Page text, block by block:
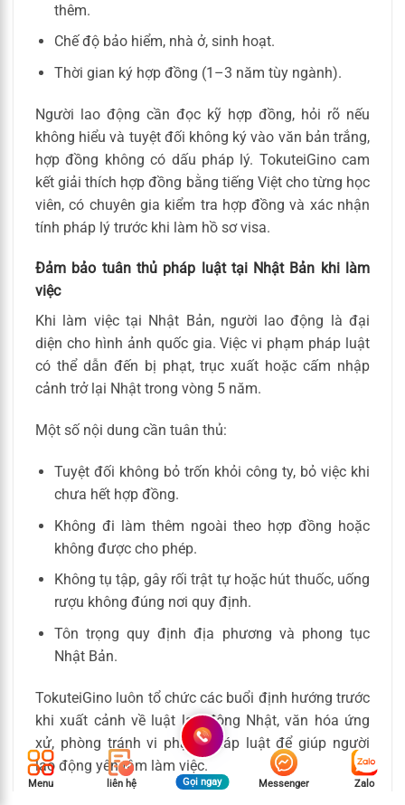
thêm.
Chế độ bảo hiểm, nhà ở, sinh hoạt.
Thời gian ký hợp đồng (1–3 năm tùy ngành).
Người lao động cần đọc kỹ hợp đồng, hỏi rõ nếu
không hiểu và tuyệt đối không ký vào văn bản trắng,
hợp đồng không có dấu pháp lý. TokuteiGino cam
kết giải thích hợp đồng bằng tiếng Việt cho từng học
viên, có chuyên gia kiểm tra hợp đồng và xác nhận
tính pháp lý trước khi làm hồ sơ visa.
Đảm bảo tuân thủ pháp luật tại Nhật Bản khi làm
việc
Khi làm việc tại Nhật Bản, người lao động là đại
diện cho hình ảnh quốc gia. Việc vi phạm pháp luật
có thể dẫn đến bị phạt, trục xuất hoặc cấm nhập
cảnh trở lại Nhật trong vòng 5 năm.
Một số nội dung cần tuân thủ:
Tuyệt đối không bỏ trốn khỏi công ty, bỏ việc khi
chưa hết hợp đồng.
Không đi làm thêm ngoài theo hợp đồng hoặc
không được cho phép.
Không tụ tập, gây rối trật tự hoặc hút thuốc, uống
rượu không đúng nơi quy định.
Tôn trọng quy định địa phương và phong tục
Nhật Bản.
TokuteiGino luôn tổ chức các buổi định hướng trước
khi xuất cảnh về luật lao động Nhật, văn hóa ứng
xử, phòng tránh vi phạm pháp luật để giúp người
lao động yên tâm làm việc.
Menu liên hệ Gọi ngay Messenger Zalo